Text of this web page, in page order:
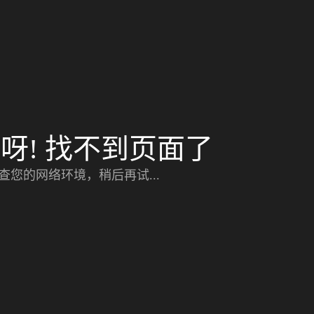
! 找不到页面了
您的网络环境，稍后再试...